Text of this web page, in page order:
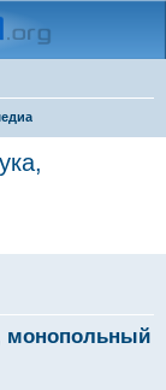
монопольный